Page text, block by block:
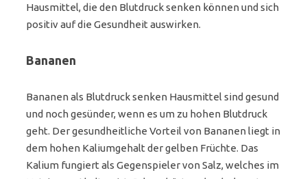
Hausmittel, die den Blutdruck senken können und sich
positiv auf die Gesundheit auswirken.
Bananen
Bananen als Blutdruck senken Hausmittel sind gesund
und noch gesünder, wenn es um zu hohen Blutdruck
geht. Der gesundheitliche Vorteil von Bananen liegt in
dem hohen Kaliumgehalt der gelben Früchte. Das
Kalium fungiert als Gegenspieler von Salz, welches im